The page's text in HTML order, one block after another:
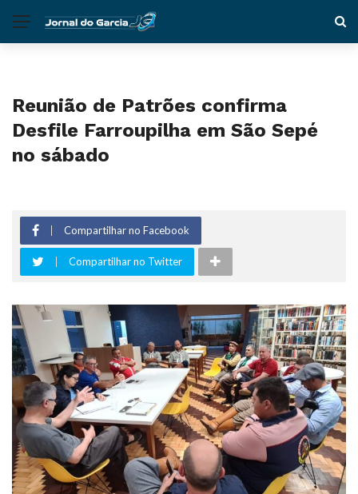
Reunião de Patrões confirma
Desfile Farroupilha em São Sepé
no sábado
Compartilhar no Facebook
Compartilhar no Twitter